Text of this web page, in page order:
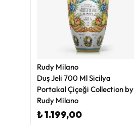
Rudy Milano
Duş Jeli 700 Ml Sicilya
Portakal Çiçeği Collection by
Rudy Milano
₺ 1.199,00